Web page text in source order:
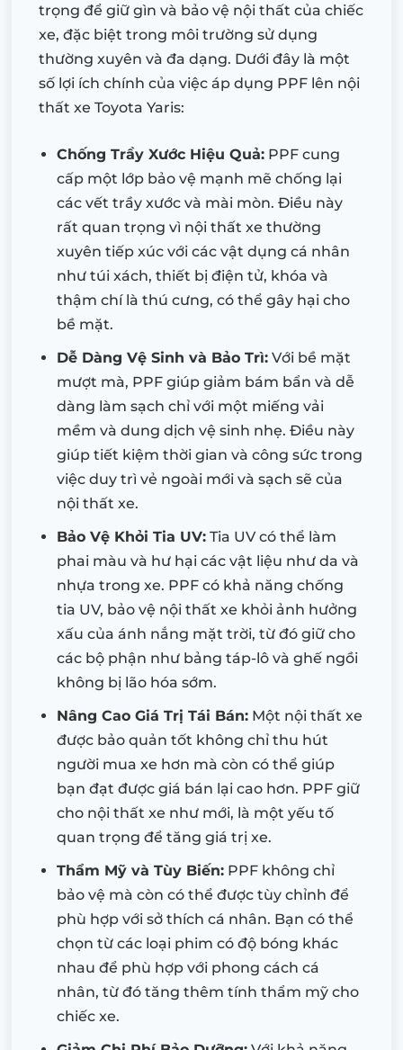
trọng để giữ gìn và bảo vệ nội thất của chiếc
xe, đặc biệt trong môi trường sử dụng
thường xuyên và đa dạng. Dưới đây là một
số lợi ích chính của việc áp dụng PPF lên nội
thất xe Toyota Yaris:
Chống Trầy Xước Hiệu Quả: PPF cung
cấp một lớp bảo vệ mạnh mẽ chống lại
các vết trầy xước và mài mòn. Điều này
rất quan trọng vì nội thất xe thường
xuyên tiếp xúc với các vật dụng cá nhân
như túi xách, thiết bị điện tử, khóa và
thậm chí là thú cưng, có thể gây hại cho
bề mặt.
Dễ Dàng Vệ Sinh và Bảo Trì: Với bề mặt
mượt mà, PPF giúp giảm bám bẩn và dễ
dàng làm sạch chỉ với một miếng vải
mềm và dung dịch vệ sinh nhẹ. Điều này
giúp tiết kiệm thời gian và công sức trong
việc duy trì vẻ ngoài mới và sạch sẽ của
nội thất xe.
Bảo Vệ Khỏi Tia UV: Tia UV có thể làm
phai màu và hư hại các vật liệu như da và
nhựa trong xe. PPF có khả năng chống
tia UV, bảo vệ nội thất xe khỏi ảnh hưởng
xấu của ánh nắng mặt trời, từ đó giữ cho
các bộ phận như bảng táp-lô và ghế ngồi
không bị lão hóa sớm.
Nâng Cao Giá Trị Tái Bán: Một nội thất xe
được bảo quản tốt không chỉ thu hút
người mua xe hơn mà còn có thể giúp
bạn đạt được giá bán lại cao hơn. PPF giữ
cho nội thất xe như mới, là một yếu tố
quan trọng để tăng giá trị xe.
Thẩm Mỹ và Tùy Biến: PPF không chỉ
bảo vệ mà còn có thể được tùy chỉnh để
phù hợp với sở thích cá nhân. Bạn có thể
chọn từ các loại phim có độ bóng khác
nhau để phù hợp với phong cách cá
nhân, từ đó tăng thêm tính thẩm mỹ cho
chiếc xe.